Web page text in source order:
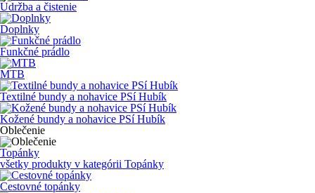
Údržba a čistenie
Doplnky
Funkčné prádlo
MTB
Textilné bundy a nohavice PSí Hubík
Kožené bundy a nohavice PSí Hubík
Oblečenie
Topánky
všetky produkty v kategórii Topánky
Cestovné topánky